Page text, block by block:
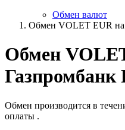
Обмен валют
Обмен VOLET EUR на
Обмен
Газпромбанк
Обмен производится в
оплаты .